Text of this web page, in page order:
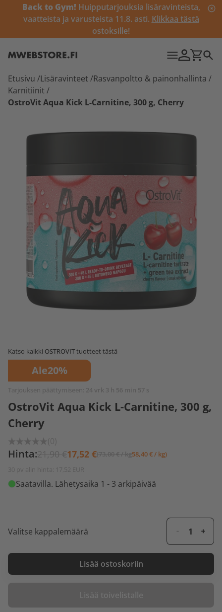
Back to Gym! Huipputarjouksia lisäravinteista,
vaatteista ja varusteista 11.8. asti. Klikkaa tästä
ostoksille!
Etusivu /Lisäravinteet /Rasvanpoltto & painonhallinta /
Karnitiinit /
OstroVit Aqua Kick L-Carnitine, 300 g, Cherry
Katso kaikki OSTROVITtuotteet tästä
Ale20%
Tarjouksen päättymiseen: 24 vrk 3 h 56 min 57 s
OstroVit Aqua Kick L-Carnitine, 300 g,
Cherry
(0)
Hinta:21,90 €17,52 €(73,00 € / kg58,40 € / kg)
30 pv alin hinta: 17,52 EUR
Saatavilla. Lähetysaika 1 - 3 arkipäivää
Valitse kappalemäärä
Lisää ostoskoriin
Lisää toivelistalle